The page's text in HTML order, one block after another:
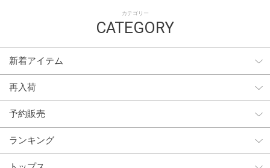
カテゴリー
CATEGORY
新着アイテム
再入荷
予約販売
ランキング